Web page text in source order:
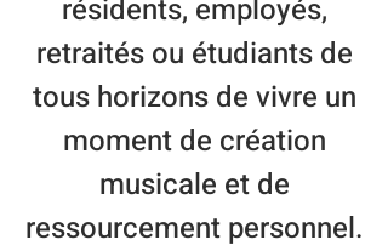
résidents, employés,
retraités ou étudiants de
tous horizons de vivre un
moment de création
musicale et de
ressourcement personnel.